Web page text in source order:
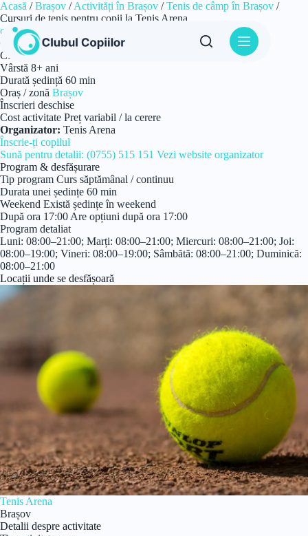
Sari
la
conținut
Acasă / Brașov / Activități în Brașov / Tenis de câmp în Brașov /
Cursuri de tenis pentru copii la Tenis Arena
curs Tenis de câmp
Cursuri de tenis pentru copii la Tenis Arena
Cursuri de Tenis de câmp pentru copii de la 8 ani
Vârstă 8+ ani
Durată ședință 60 min
Oraș / zonă Brașov
Înscrieri deschise
Cost activitate Preț variabil / la cerere
Organizator: Tenis Arena
Înscrie-ți copilul
Sună pentru detalii: (0755) 515 151 Vezi website organizator
Program & desfășurare
Tip program Curs săptămânal / continuu
Durata unei ședințe 60 min
Weekend Există ședințe în weekend
După ora 17:00 Are opțiuni după ora 17:00
Program detaliat
Luni: 08:00–21:00; Marți: 08:00–21:00; Miercuri: 08:00–21:00; Joi:
08:00–19:00; Vineri: 08:00–19:00; Sâmbătă: 08:00–21:00; Duminică:
08:00–21:00
Locații unde se desfășoară
Tenis Arena
Brașov
Detalii despre activitate